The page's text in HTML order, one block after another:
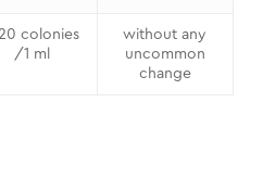
colonies
/1 ml
without any
uncommon
change